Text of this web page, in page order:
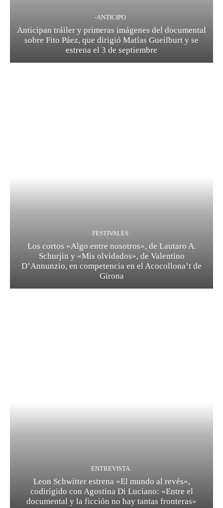
-ANTICIPO
Anticipan tráiler y primeras imágenes del documental
sobre Fito Páez, que dirigió Matías Gueilburt y se
estrena el 3 de septiembre
FESTIVALES
Los cortos «Algo entre nosotros», de Lautaro A.
Schurjin y «Mis olvidados», de Valentino
D’Annunzio, en competencia en el Acocollona’t de
Girona
ENTREVISTA
Leon Schwitter estrena «El mundo al revés»,
codirigido con Agostina Di Luciano: «Entre el
documental y la ficción no hay tantas fronteras»